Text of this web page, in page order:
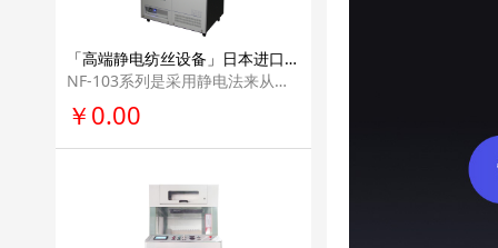
「高端静电纺丝设备」日本进口MECC纳米静电纺丝机NF-103高端高校纳米纤维静电纺丝科研单位实验室设备
NF-103系列是采用静电法来从事纳米纤维纺织的高端机型。 可升级，并具有世界 上最先进纳米纤维纺丝技术的设备。
￥0.00